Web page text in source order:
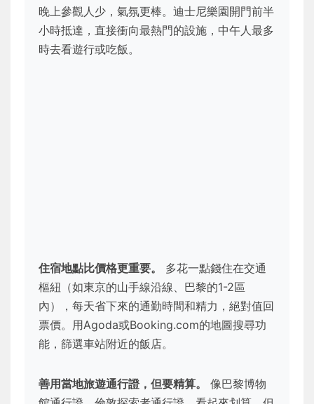
晚上參觀人少，氣氛更棒。迪士尼樂園開門前半
小時抵達，直接衝向最熱門的設施，中午人最多
時去看遊行或吃飯。
住宿地點比價格更重要。
多花一點錢住在交通
樞紐（如東京的山手線沿線、巴黎的1-2區
內），每天省下來的通勤時間和精力，絕對值回
票價。用Agoda或Booking.com的地圖搜尋功
能，篩選車站附近的飯店。
善用當地旅遊通行證，但要精算。
像巴黎博物